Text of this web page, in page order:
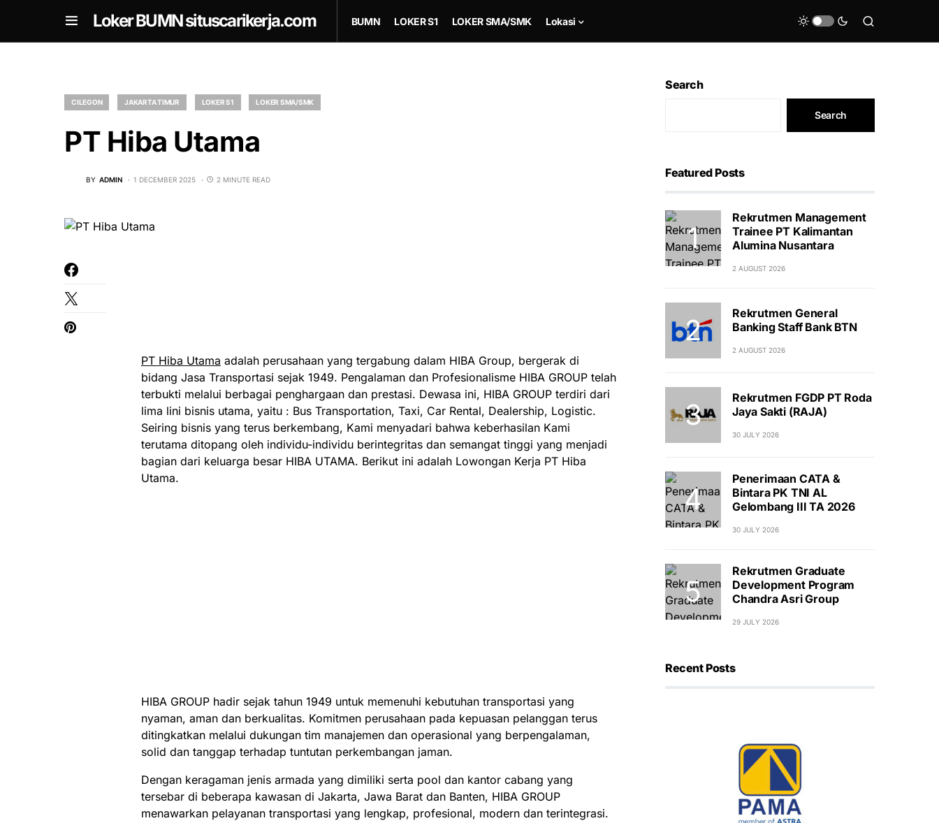
Loker BUMN situscarikerja.com BUMN LOKER S1 LOKER SMA/SMK Lokasi
CILEGON JAKARTA TIMUR LOKER S1 LOKER SMA/SMK
PT Hiba Utama
BY ADMIN 1 DECEMBER 2025 2 MINUTE READ
PT Hiba Utama adalah perusahaan yang tergabung dalam HIBA Group, bergerak di
bidang Jasa Transportasi sejak 1949. Pengalaman dan Profesionalisme HIBA GROUP telah
terbukti melalui berbagai penghargaan dan prestasi. Dewasa ini, HIBA GROUP terdiri dari
lima lini bisnis utama, yaitu : Bus Transportation, Taxi, Car Rental, Dealership, Logistic.
Seiring bisnis yang terus berkembang, Kami menyadari bahwa keberhasilan Kami
terutama ditopang oleh individu-individu berintegritas dan semangat tinggi yang menjadi
bagian dari keluarga besar HIBA UTAMA. Berikut ini adalah Lowongan Kerja PT Hiba
Utama.
HIBA GROUP hadir sejak tahun 1949 untuk memenuhi kebutuhan transportasi yang
nyaman, aman dan berkualitas. Komitmen perusahaan pada kepuasan pelanggan terus
ditingkatkan melalui dukungan tim manajemen dan operasional yang berpengalaman,
solid dan tanggap terhadap tuntutan perkembangan jaman.
Dengan keragaman jenis armada yang dimiliki serta pool dan kantor cabang yang
tersebar di beberapa kawasan di Jakarta, Jawa Barat dan Banten, HIBA GROUP
menawarkan pelayanan transportasi yang lengkap, profesional, modern dan terintegrasi.
Search
Search
Featured Posts
Rekrutmen Management
Trainee PT Kalimantan
Alumina Nusantara
2 AUGUST 2026
Rekrutmen General
Banking Staff Bank BTN
2 AUGUST 2026
Rekrutmen FGDP PT Roda
Jaya Sakti (RAJA)
30 JULY 2026
Penerimaan CATA &
Bintara PK TNI AL
Gelombang III TA 2026
30 JULY 2026
Rekrutmen Graduate
Development Program
Chandra Asri Group
29 JULY 2026
Recent Posts